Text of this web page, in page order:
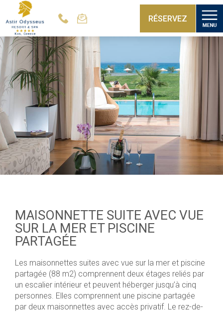
RÉSERVEZ
MAISONNETTE SUITE AVEC VUE
SUR LA MER ET PISCINE
PARTAGÉE
Les maisonnettes suites avec vue sur la mer et piscine
partagée (88 m2) comprennent deux étages reliés par
un escalier intérieur et peuvent héberger jusqu’à cinq
personnes. Elles comprennent une piscine partagée
par deux maisonnettes avec accès privatif. Le rez-de-